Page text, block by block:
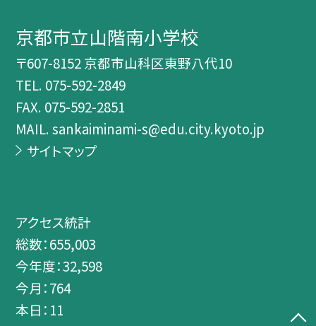
京都市立山階南小学校
〒607-8152 京都市山科区東野八代10
TEL. 075-592-2849
FAX. 075-592-2851
MAIL. sankaiminami-s@edu.city.kyoto.jp
サイトマップ
アクセス統計
総数：655,003
今年度：32,598
今月：764
本日： 11